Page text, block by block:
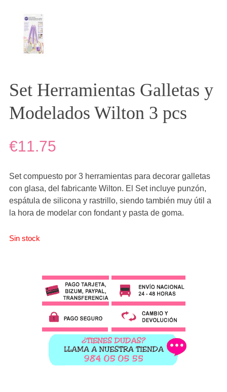
Set Herramientas Galletas y
Modelados Wilton 3 pcs
€11.75
Set compuesto por 3 herramientas para decorar galletas
con glasa, del fabricante Wilton. El Set incluye punzón,
espátula de silicona y rastrillo, siendo también muy útil a
la hora de modelar con fondant y pasta de goma.
Sin stock